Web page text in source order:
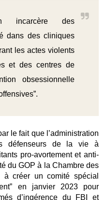
incarcère des
dans des cliniques
les actes violents
et des centres de
obsessionnelle
le fait que l’administration
défenseurs de la vie à
pro-avortement et anti-
du GOP à la Chambre des
à créer un comité spécial
en janvier 2023 pour
d’ingérence du FBI et